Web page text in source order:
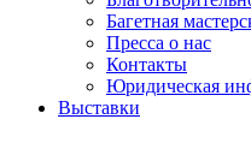
Багетная
Пресса о нас
Контакты
Юридическая
Выставки